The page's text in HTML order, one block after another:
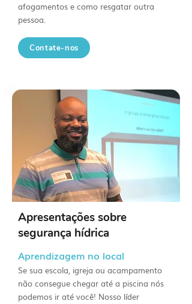
afogamentos e como resgatar outra
pessoa.
Contate-nos
Apresentações sobre
segurança hídrica
Aprendizagem no local
Se sua escola, igreja ou acampamento
não consegue chegar até a piscina nós
podemos ir até você! Nosso líder